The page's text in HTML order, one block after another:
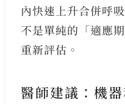
內快速上升合併呼
不是單純的「適應
重新評估。
醫師建議：機